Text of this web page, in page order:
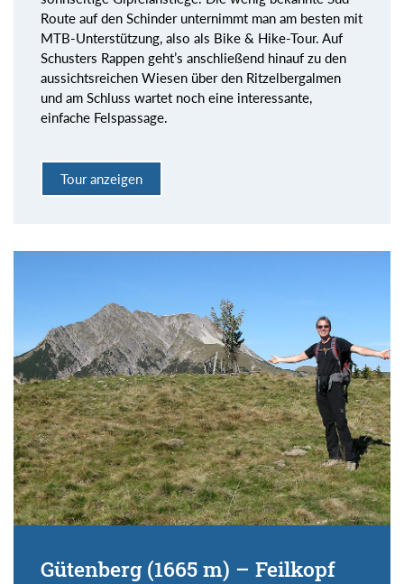
Route auf den Schinder unternimmt man am besten mit
MTB-Unterstützung, also als Bike & Hike-Tour. Auf
Schusters Rappen geht’s anschließend hinauf zu den
aussichtsreichen Wiesen über den Ritzelbergalmen
und am Schluss wartet noch eine interessante,
einfache Felspassage.
Tour anzeigen
Gütenberg (1665 m) – Feilkopf